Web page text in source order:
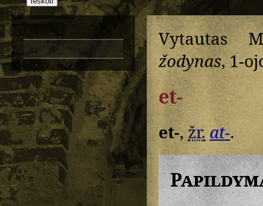
Vytautas
žodynas, 1-
et-
et-,žr. at-.